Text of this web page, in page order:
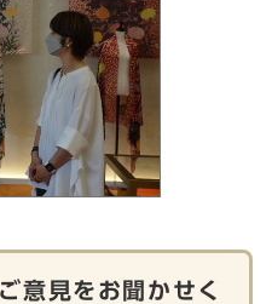
意見をお聞かせく